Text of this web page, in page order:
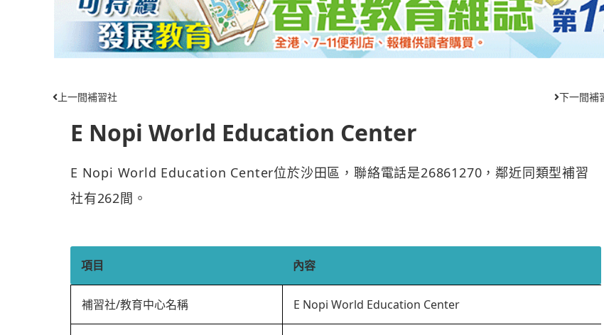
上一間補習社 下一間補
E Nopi World Education Center
E Nopi World Education Center位於沙田區，聯絡電話是26861270，鄰近同類型補習
社有262間。
項目 內容
補習社/教育中心名稱 E Nopi World Education Center